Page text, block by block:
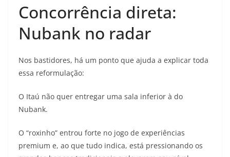
Concorrência direta:
Nubank no radar
Nos bastidores, há um ponto que ajuda a explicar toda
essa reformulação:
O Itaú não quer entregar uma sala inferior à do
Nubank.
O “roxinho” entrou forte no jogo de experiências
premium e, ao que tudo indica, está pressionando os